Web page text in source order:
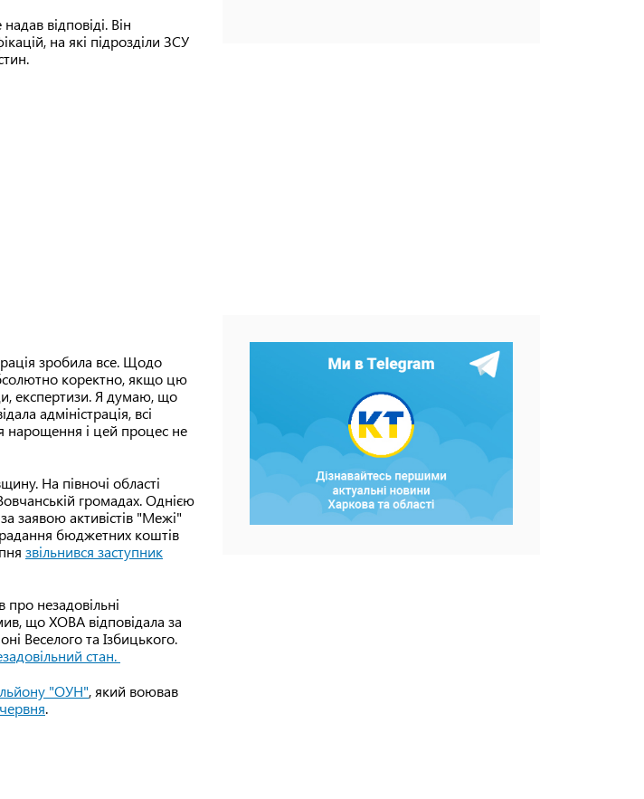
відповіді. Він
на які підрозділи ЗСУ
зробила все. Щодо
коректно, якщо цю
експертизи. Я думаю, що
адміністрація, всі
нарощення і цей процес не
На півночі області
громадах. Однією
заявою активістів "Межі"
бюджетних коштів
звільнився заступник
незадовільні
що ХОВА відповідала за
Веселого та Ізбицького.
стан.
"ОУН", який воював
.